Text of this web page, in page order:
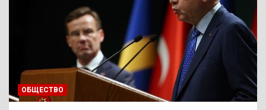
ОБЩЕСТВО